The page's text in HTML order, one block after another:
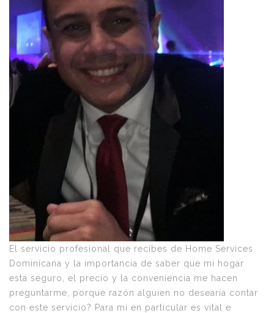
El servicio profesional que recibes de Home Services
Dominicana y la importancia de saber que mi hogar
esta seguro, el precio y la conveniencia me hacen
preguntarme, porque razón alguien no desearía contar
con este servicio? Para mi en particular es vital e